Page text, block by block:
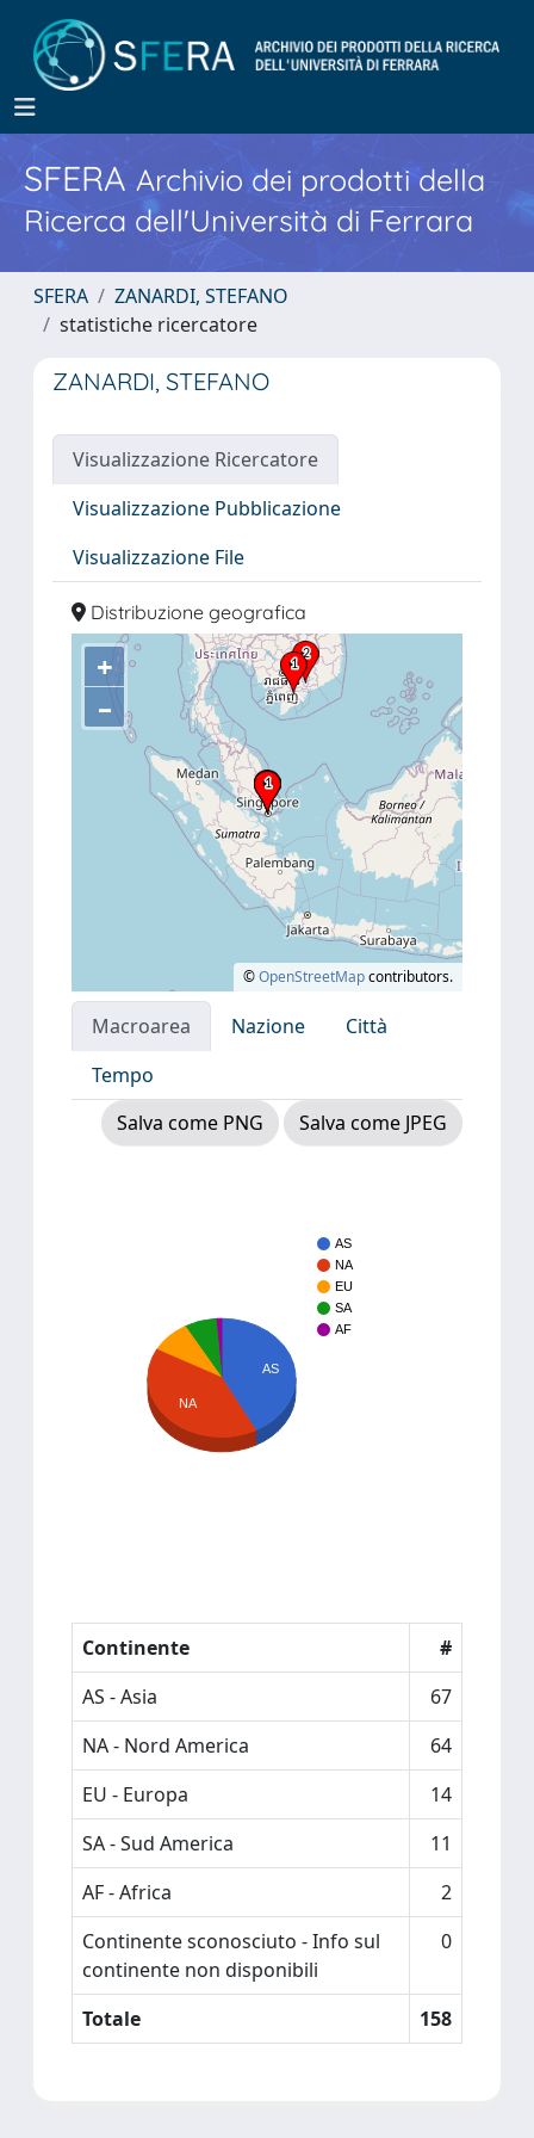
SFERA Archivio dei prodotti della
Ricerca dell'Università di Ferrara
SFERA
ZANARDI, STEFANO
statistiche ricercatore
ZANARDI, STEFANO
Visualizzazione Ricercatore
Visualizzazione Pubblicazione
Visualizzazione File
Distribuzione geografica
+
–
©OpenStreetMapcontributors.
Macroarea Nazione
Città
Tempo
Salva come PNG
Salva come JPEG
AS
NA
EU
SA
AF
AS
NA
Continente
#
AS - Asia
67
NA - Nord America
64
EU - Europa
14
SA - Sud America
11
AF - Africa
2
Continente sconosciuto - Info sul
continente non disponibili
0
Totale 158